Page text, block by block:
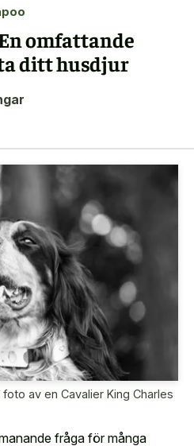
omfattande
ditt husdjur
av en Cavalier King Charles
fråga för många